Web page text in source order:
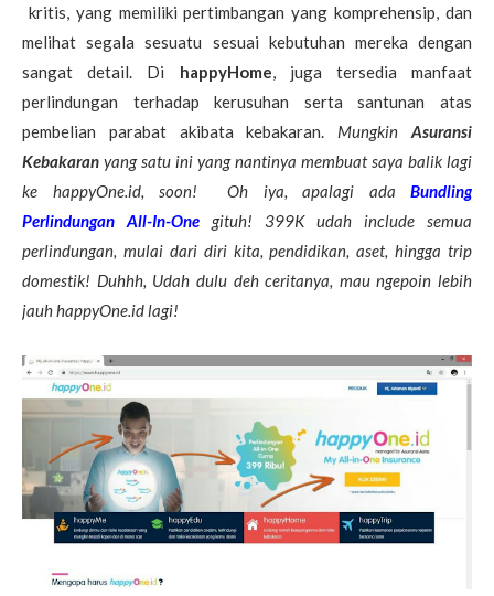
kritis, yang memiliki pertimbangan yang komprehensip, dan
melihat segala sesuatu sesuai kebutuhan mereka dengan
sangat detail. Di happyHome, juga tersedia manfaat
perlindungan terhadap kerusuhan serta santunan atas
pembelian parabat akibata kebakaran. MungkinAsuransi
Kebakaran yang satu ini yang nantinya membuat saya balik lagi
ke happyOne.id, soon!
Oh iya, apalagi ada Bundling
Perlindungan All-In-One gituh! 399K udah include semua
perlindungan, mulai dari diri kita, pendidikan, aset, hingga trip
domestik! Duhhh, Udah dulu deh ceritanya, mau ngepoin lebih
jauh happyOne.id lagi!